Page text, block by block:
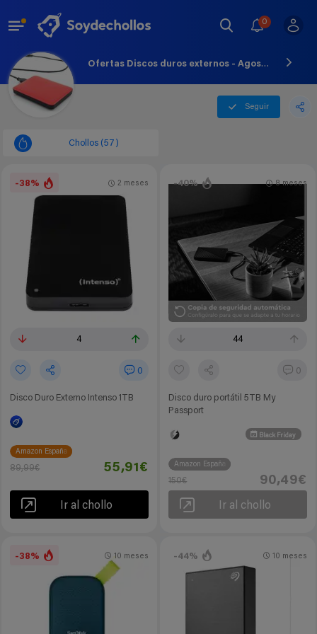
0
Ofertas Discos duros externos - Agosto - 2026
Seguir
Chollos (57)
-38%
4
0
Disco Duro Externo Intenso 1TB
2 meses
Amazon España
89,99€ 55,91€
Ir al chollo
-40%
44
0
Disco duro portátil 5TB My
Passport
Black Friday
8 meses
Amazon España
150€ 90,49€
Ir al chollo
-38% 10 meses -44% 10 meses